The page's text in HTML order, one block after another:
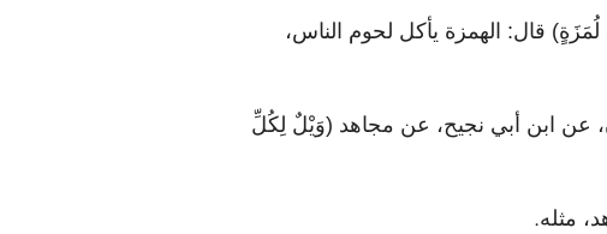
قال: الهمزة يأكل لحوم الناس،
عن ابن أبي نجيح، عن مجاهد (وَيْلٌ لِكُلِّ
مثله.